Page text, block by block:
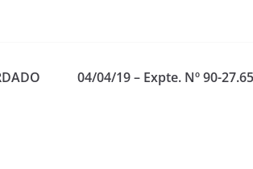
04/04/19 – Expte. Nº 90-